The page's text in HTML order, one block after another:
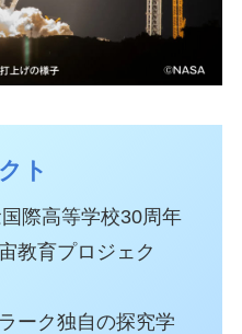
ト
際高等学校30周年
教育プロジェク
ーク独自の探究学